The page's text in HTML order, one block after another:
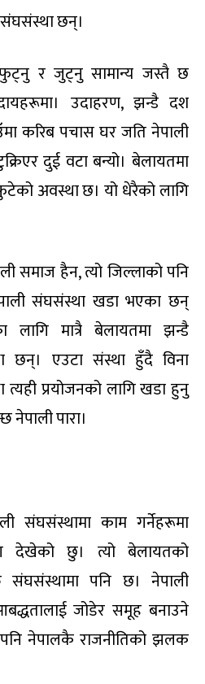
छन्।
र जुट्नु सामान्य जस्तै छ
उदाहरण, झन्डै दश
करिब पचास घर जति नेपाली
दुई वटा बन्यो। बेलायतमा
अवस्था छ। यो धेरैको लागि
समाज हैन, त्यो जिल्लाको पनि
संघसंस्था खडा भएका छन्
लागि मात्रै बेलायतमा झन्डै
छन्। एउटा संस्था हुँदै विना
प्रयोजनको लागि खडा हुनु
नेपाली पारा।
संघसंस्थामा काम गर्नेहरूमा
देखेको छु। त्यो बेलायतको
पनि छ। नेपाली
जोडेर समूह बनाउने
नेपालकै राजनीतिको झलक